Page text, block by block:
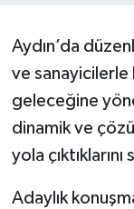
Aydın’da
ve sanayicilerle
geleceğine
dinamik ve
yola
Adaylık